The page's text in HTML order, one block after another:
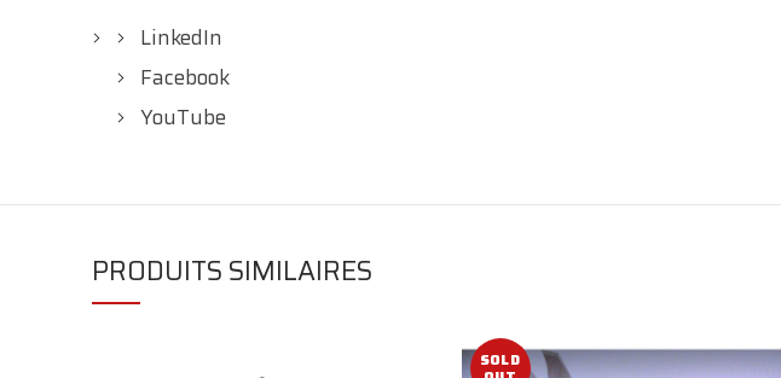
LinkedIn
Facebook
YouTube
PRODUITS SIMILAIRES
SOLD